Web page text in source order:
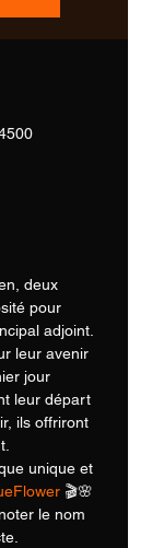
deux
pour
adjoint.
leur avenir
jour
leur départ
ils offriront
unique et
🎬🌸
le nom